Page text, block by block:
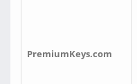
PremiumKeys.com